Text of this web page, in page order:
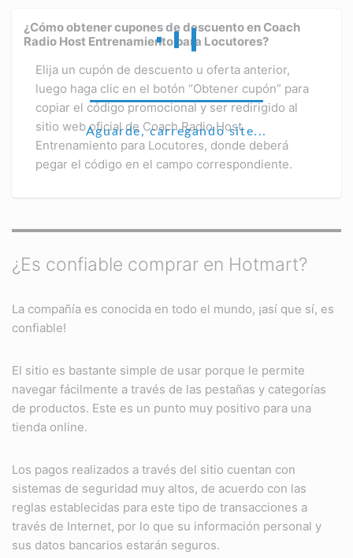
Aguarde, carregando site...
¿Cómo obtener cupones de descuento en Coach
Radio Host Entrenamiento para Locutores?
Elija un cupón de descuento u oferta anterior,
luego haga clic en el botón “Obtener cupón” para
copiar el código promocional y ser redirigido al
sitio web oficial de Coach Radio Host
Entrenamiento para Locutores, donde deberá
pegar el código en el campo correspondiente.
¿Es confiable comprar en Hotmart?
La compañía es conocida en todo el mundo, ¡así que sí, es
confiable!
El sitio es bastante simple de usar porque le permite
navegar fácilmente a través de las pestañas y categorías
de productos. Este es un punto muy positivo para una
tienda online.
Los pagos realizados a través del sitio cuentan con
sistemas de seguridad muy altos, de acuerdo con las
reglas establecidas para este tipo de transacciones a
través de Internet, por lo que su información personal y
sus datos bancarios estarán seguros.